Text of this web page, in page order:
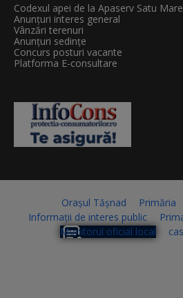
Codexul apei de la Apaserv Satu Mare
Anunțuri interes general
Vânzări terenuri
Anunțuri sedințe
Concurs posturi vacante
Platforma E-consultare
Orașul Tășnad Primăria
Informații de interes public
Monitorul oficial local